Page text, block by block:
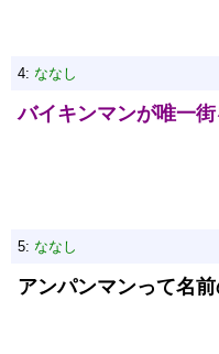
4: ななし
バイキンマンが唯一
5: ななし
アンパンマンって名